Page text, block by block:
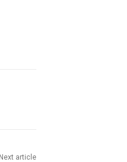
Next article